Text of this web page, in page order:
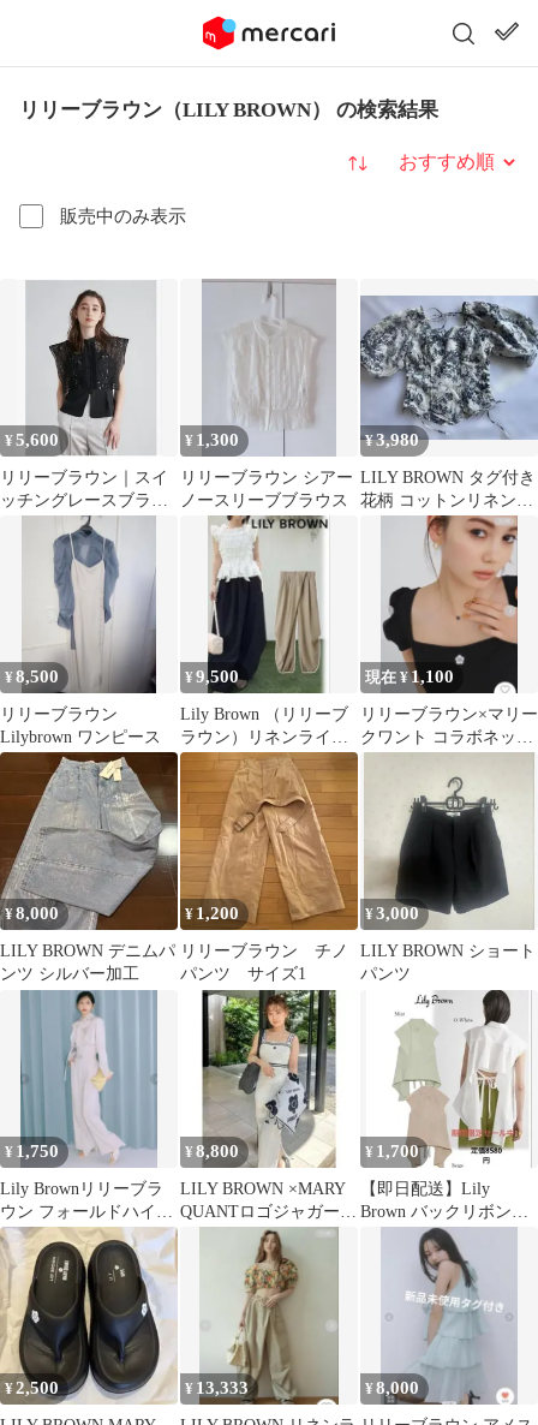
リリーブラウン（LILY BROWN） の検索結果
販売中のみ表示
並び替え
¥5,600
リリーブラウン｜スイ
ッチングレースブラウ
¥ 1,300
リリーブラウン シアー
ノースリーブブラウス
¥3,980
LILY BROWN タグ付き
花柄 コットンリネンパ
フスリーブ ブラウス 半
¥8,500
リリーブラウン
Lilybrown ワンピース
¥9,500
Lily Brown （リリーブ
ラウン）リネンライク
タックドロストスラッ
クス
現在 ¥1,100
リリーブラウン×マリー
クワント コラボネック
¥8,000
LILY BROWN デニムパ
ンツ シルバー加工
¥ 1,200
リリーブラウン チノ
パンツ サイズ1
¥3,000
LILY BROWN ショート
パンツ
¥ 1,750
Lily Brownリリーブラ
ウン フォールドハイウ
エストワイドパンツ 0
サイズ
¥ 8,800
LILY BROWN ×MARY
QUANTロゴジャガード
ニットキャミワンピー
¥ 1,700
【即日配送】Lily
Brown バックリボン
ノースリーブシャツ ベ
ージュ新品
¥2,500 ¥ 13,333 ¥8,000